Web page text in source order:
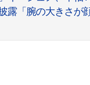
露「腕の大きさが